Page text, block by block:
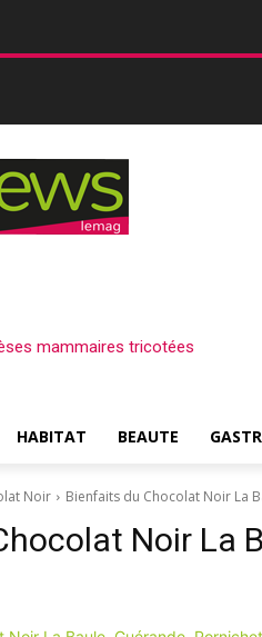
mammaires tricotées
HABITAT BEAUTE
Noir Bienfaits du Chocolat Noir La
Noir La